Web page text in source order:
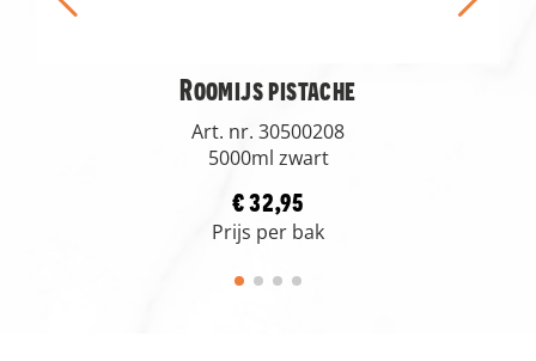
Roomijs pistache
Art. nr. 30500208
5000ml zwart
€ 32,95
Prijs per bak